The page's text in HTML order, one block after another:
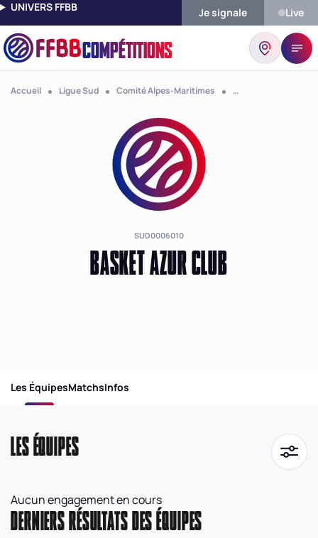
UNIVERS FFBB Je signale Live
COMPÉTITIONS
Accueil Ligue Sud Comité Alpes-Maritimes Club Basket Azur
SUD0006010
BASKET AZUR CLUB
Les ÉquipesMatchsInfos
LES ÉQUIPES
Aucun engagement en cours
DERNIERS RÉSULTATS DES ÉQUIPES